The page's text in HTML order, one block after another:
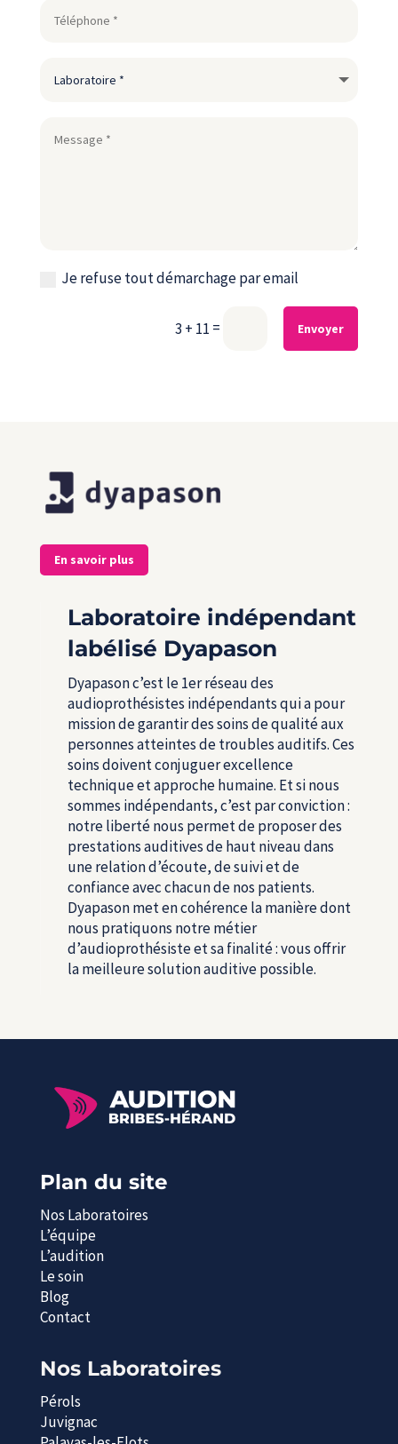
Je refuse tout démarchage par email
3 + 11 = Envoyer
En savoir plus
Laboratoire indépendant
labélisé Dyapason
Dyapason c’est le 1erréseau des
audioprothésistes indépendants qui a pour
mission de garantir des soins de qualité aux
personnes atteintes de troubles auditifs. Ces
soins doivent conjuguer excellence
technique et approche humaine. Et si nous
sommes indépendants, c’est par conviction :
notre liberté nous permet de proposer des
prestations auditives de haut niveau dans
une relation d’écoute, de suivi et de
confiance avec chacun de nos patients.
Dyapason met en cohérence la manière dont
nous pratiquons notre métier
d’audioprothésiste et sa finalité : vous offrir
la meilleure solution auditive possible.
Plan du site
Nos Laboratoires
L’équipe
L’audition
Le soin
Blog
Contact
Nos Laboratoires
Pérols
Juvignac